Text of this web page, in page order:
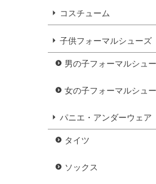
コスチューム
子供フォーマルシューズ
男の子フォーマルシュ
女の子フォーマルシュ
パニエ・アンダーウェア
タイツ
ソックス